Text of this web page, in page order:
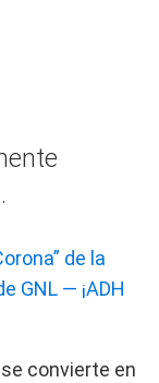
de la
GNL — ¡ADH
convierte en